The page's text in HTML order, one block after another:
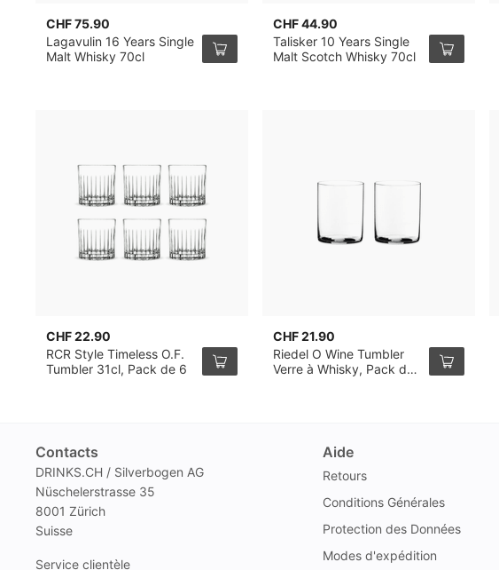
CHF 75.90
Lagavulin 16 Years Single
Malt Whisky 70cl
CHF 44.90
Talisker 10 Years Single
Malt Scotch Whisky 70cl
CHF 22.90
RCR Style Timeless O.F.
Tumbler 31cl, Pack de 6
CHF 21.90
Riedel O Wine Tumbler
Verre à Whisky, Pack de
Contacts
DRINKS.CH / Silverbogen AG
Nüschelerstrasse 35
8001 Zürich
Suisse
Service clientèle
Aide
Retours
Conditions Générales
Protection des Données
Modes d'expédition